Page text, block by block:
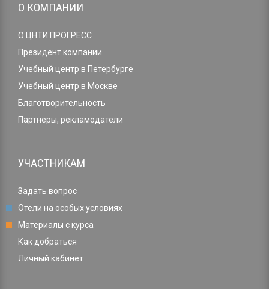
О КОМПАНИИ
О ЦНТИ ПРОГРЕСС
Президент компании
Учебный центр в Петербурге
Учебный центр в Москве
Благотворительность
Партнеры, рекламодатели
УЧАСТНИКАМ
Задать вопрос
Отели на особых условиях
Материалы с курса
Как добраться
Личный кабинет